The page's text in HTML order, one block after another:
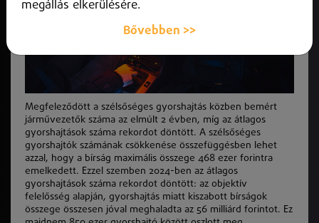
Megfeleződött a szélsőséges gyorshajtás közben bemért
járművezetők száma az elmúlt 2 évben, míg az átlagos
gyorshajtások száma rekordot döntött. A szélsőséges
gyorshajtók számának csökkenése összefüggésben lehet
azzal, hogy a bírság maximális összege 468 ezer forintra
emelkedett. Ezzel szemben 2024-ben az átlagos
gyorshajtások száma rekordot döntött: az objektív
felelősség alapján, gyorshajtás miatt kiszabott bírságok
összege összesen jóval meghaladta az 56 milliárd forintot. Ez
megállás elkerülésére.
Bővebben >>